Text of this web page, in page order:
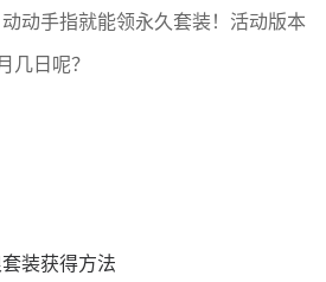
动手指就能领永久套装！活动版本
几日呢？
装获得方法